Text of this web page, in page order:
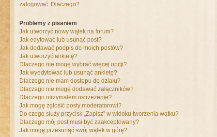
zalogować. Dlaczego?
Problemy z pisaniem
Jak utworzyć nowy wątek na forum?
Jak edytować lub usunąć post?
Jak dodawać podpis do moich postów?
Jak utworzyć ankietę?
Dlaczego nie mogę wybrać więcej opcji?
Jak wyedytować lub usunąć ankietę?
Dlaczego nie mam dostępu do działu?
Dlaczego nie mogę dodawać załączników?
Dlaczego otrzymałem ostrzeżenie?
Jak mogę zgłosić posty moderatorowi?
Do czego służy przycisk „Zapisz” w widoku tworzenia wątku?
Dlaczego mój post musi być zaakceptowany?
Jak mogę przesunąć swój wątek w górę?